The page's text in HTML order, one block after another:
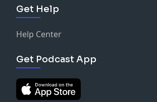
Get Help
Help Center
Get Podcast App